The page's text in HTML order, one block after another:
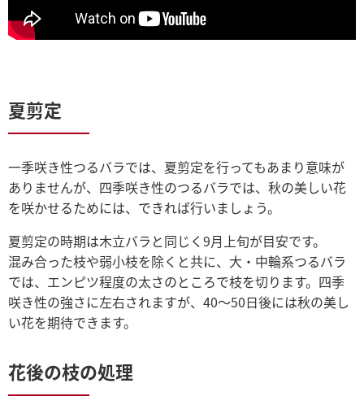
夏剪定
一季咲き性つるバラでは、夏剪定を行ってもあまり意味が
ありませんが、四季咲き性のつるバラでは、秋の美しい花
を咲かせるためには、できれば行いましょう。
夏剪定の時期は木立バラと同じく9月上旬が目安です。
混み合った枝や弱小枝を除くと共に、大・中輪系つるバラ
では、エンピツ程度の太さのところで枝を切ります。四季
咲き性の強さに左右されますが、40～50日後には秋の美し
い花を期待できます。
花後の枝の処理